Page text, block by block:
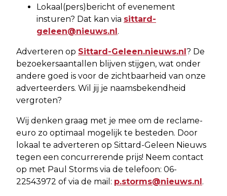
Lokaal(pers)bericht of evenement
insturen? Dat kan via sittard-
geleen@nieuws.nl.
Adverteren op Sittard-Geleen.nieuws.nl? De
bezoekersaantallen blijven stijgen, wat onder
andere goed is voor de zichtbaarheid van onze
adverteerders. Wil jij je naamsbekendheid
vergroten?
Wij denken graag met je mee om de reclame-
euro zo optimaal mogelijk te besteden. Door
lokaal te adverteren op Sittard-Geleen Nieuws
tegen een concurrerende prijs! Neem contact
op met Paul Storms via de telefoon: 06-
22543972 of via de mail: p.storms@nieuws.nl.